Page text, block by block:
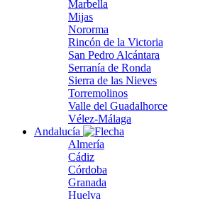
Marbella
Mijas
Nororma
Rincón de la Victoria
San Pedro Alcántara
Serranía de Ronda
Sierra de las Nieves
Torremolinos
Valle del Guadalhorce
Vélez-Málaga
Andalucía
Almería
Cádiz
Córdoba
Granada
Huelva